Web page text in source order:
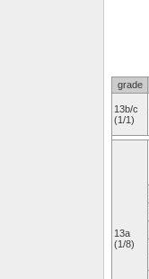
grade
13b/c
(1/1)
13a
(1/8)